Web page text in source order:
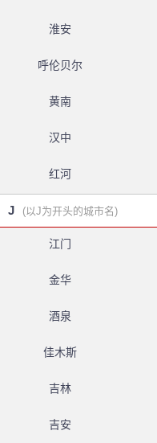
淮安
呼伦贝尔
黄南
汉中
红河
J (以J为开头的城市名)
江门
金华
酒泉
佳木斯
吉林
吉安